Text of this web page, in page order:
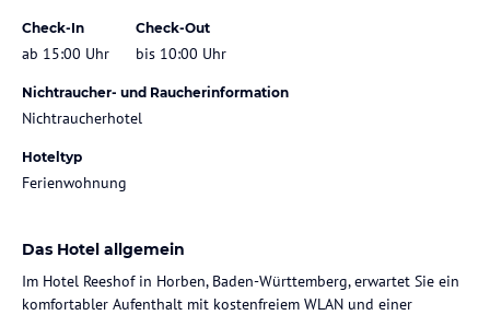
Check-In
ab 15:00 Uhr
Check-Out
bis 10:00 Uhr
Nichtraucher- und Raucherinformation
Nichtraucherhotel
Hoteltyp
Ferienwohnung
Das Hotel allgemein
Im Hotel Reeshof in Horben, Baden-Württemberg, erwartet Sie ein
komfortabler Aufenthalt mit kostenfreiem WLAN und einer